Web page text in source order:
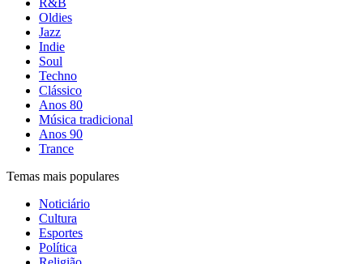
R&B
Oldies
Jazz
Indie
Soul
Techno
Clássico
Anos 80
Música tradicional
Anos 90
Trance
Temas mais populares
Noticiário
Cultura
Esportes
Política